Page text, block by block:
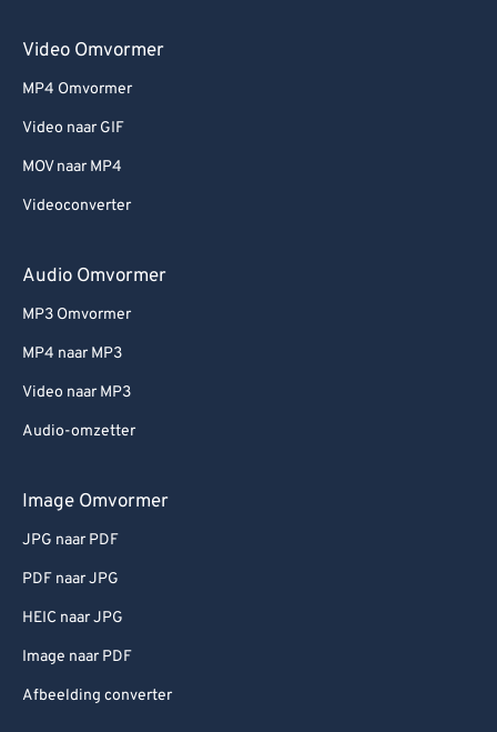
Video Omvormer
MP4 Omvormer
Video naar GIF
MOV naar MP4
Videoconverter
Audio Omvormer
MP3 Omvormer
MP4 naar MP3
Video naar MP3
Audio-omzetter
Image Omvormer
JPG naar PDF
PDF naar JPG
HEIC naar JPG
Image naar PDF
Afbeelding converter